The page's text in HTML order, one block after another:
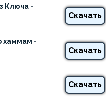
Ключа -
Скачать
хаммам -
Скачать
Скачать